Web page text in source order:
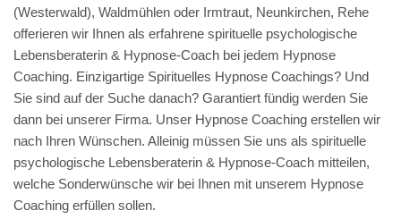
(Westerwald), Waldmühlen oder Irmtraut, Neunkirchen, Rehe
offerieren wir Ihnen als erfahrene spirituelle psychologische
Lebensberaterin & Hypnose-Coach bei jedem Hypnose
Coaching. Einzigartige Spirituelles Hypnose Coachings? Und
Sie sind auf der Suche danach? Garantiert fündig werden Sie
dann bei unserer Firma. Unser Hypnose Coaching erstellen wir
nach Ihren Wünschen. Alleinig müssen Sie uns als spirituelle
psychologische Lebensberaterin & Hypnose-Coach mitteilen,
welche Sonderwünsche wir bei Ihnen mit unserem Hypnose
Coaching erfüllen sollen.